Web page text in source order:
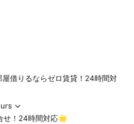
者には毎月表彰&賞金もあります。
屋借りるならゼロ賃貸！24時間対
せ！24時間対応🌟